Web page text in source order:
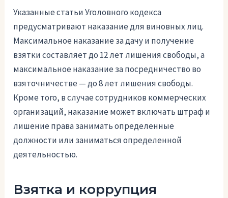
Указанные статьи Уголовного кодекса
предусматривают наказание для виновных лиц.
Максимальное наказание за дачу и получение
взятки составляет до 12 лет лишения свободы, а
максимальное наказание за посредничество во
взяточничестве — до 8 лет лишения свободы.
Кроме того, в случае сотрудников коммерческих
организаций, наказание может включать штраф и
лишение права занимать определенные
должности или заниматься определенной
деятельностью.
Взятка и коррупция